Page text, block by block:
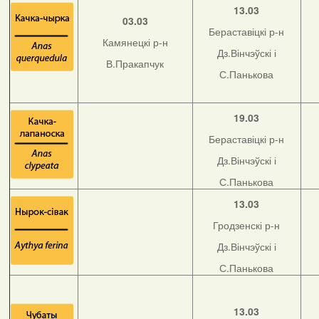
03.03
Камянецкі р-н
В.Пракапчук
13.03
Бераставіцкі р-н
Дз.Вінчэўскі і
С.Панькова
19.03
Бераставіцкі р-н
Дз.Вінчэўскі і
С.Панькова
13.03
Гродзенскі р-н
Дз.Вінчэўскі і
С.Панькова
13.03